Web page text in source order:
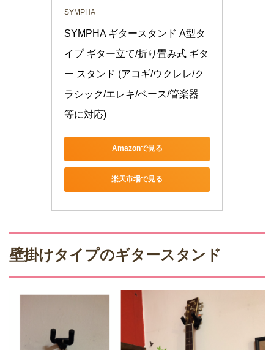
SYMPHA
SYMPHA ギタースタンド A型タ
イプ ギター立て/折り畳み式 ギタ
ー スタンド (アコギ/ウクレレ/ク
ラシック/エレキ/ベース/管楽器
等に対応)
Amazonで見る
楽天市場で見る
壁掛けタイプのギタースタンド